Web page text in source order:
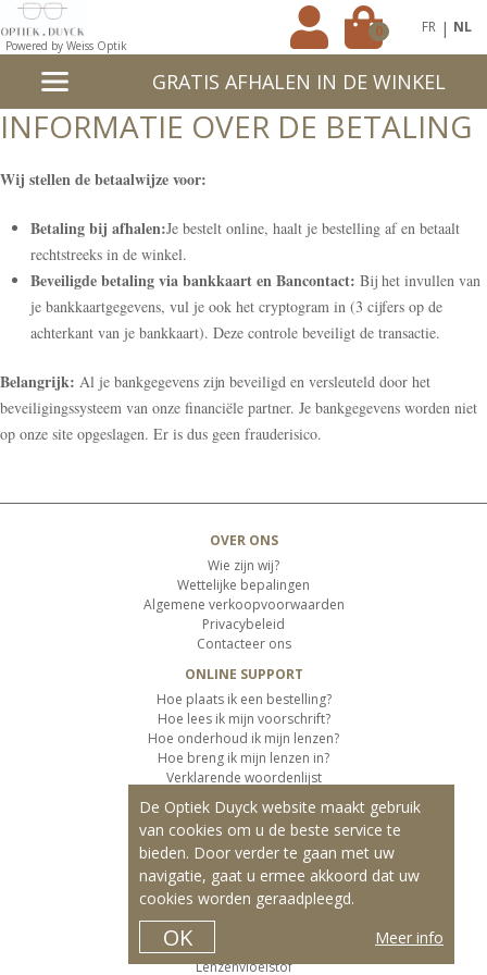
Powered by Weiss Optik
0 FR | NL
GRATIS AFHALEN IN DE WINKEL
INFORMATIE OVER DE BETALING
Wij stellen de betaalwijze voor:
Betaling bij afhalen:Je bestelt online, haalt je bestelling af en betaalt
rechtstreeks in de winkel.
Beveiligde betaling via bankkaart en Bancontact: Bij het invullen van
je bankkaartgegevens, vul je ook het cryptogram in (3 cijfers op de
achterkant van je bankkaart). Deze controle beveiligt de transactie.
Belangrijk: Al je bankgegevens zijn beveiligd en versleuteld door het
beveiligingssysteem van onze financiële partner. Je bankgegevens worden niet
op onze site opgeslagen. Er is dus geen frauderisico.
OVER ONS
Wie zijn wij?
Wettelijke bepalingen
Algemene verkoopvoorwaarden
Privacybeleid
Contacteer ons
ONLINE SUPPORT
Hoe plaats ik een bestelling?
Hoe lees ik mijn voorschrift?
Hoe onderhoud ik mijn lenzen?
Hoe breng ik mijn lenzen in?
Verklarende woordenlijst
KLANTENSERVICE
Informatie over de levering
Informatie over de betaling
Retourvoorwaarden
ONZE PRODUCTEN
Contactlenzen
Lenzenvloeistof
De Optiek Duyck website maakt gebruik
van cookies om u de beste service te
bieden. Door verder te gaan met uw
navigatie, gaat u ermee akkoord dat uw
cookies worden geraadpleegd.
Meer info
OK